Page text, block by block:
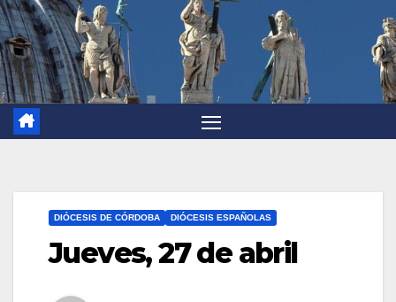
DIÓCESIS DE CÓRDOBA DIÓCESIS ESPAÑOLAS
Jueves, 27 de abril